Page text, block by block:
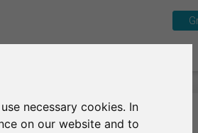
necessary cookies. In
on our website and to